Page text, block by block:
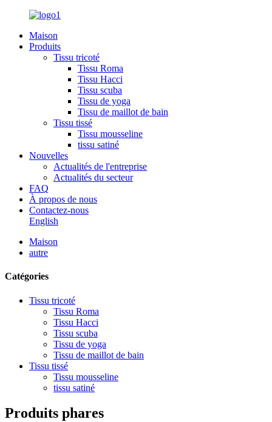
Maison
Produits
Tissu tricoté
Tissu Roma
Tissu Hacci
Tissu scuba
Tissu de yoga
Tissu de maillot de bain
Tissu tissé
Tissu mousseline
tissu satiné
Nouvelles
Actualités de l'entreprise
Actualités du secteur
FAQ
À propos de nous
Contactez-nous
English
Maison
autre
Catégories
Tissu tricoté
Tissu Roma
Tissu Hacci
Tissu scuba
Tissu de yoga
Tissu de maillot de bain
Tissu tissé
Tissu mousseline
tissu satiné
Produits phares